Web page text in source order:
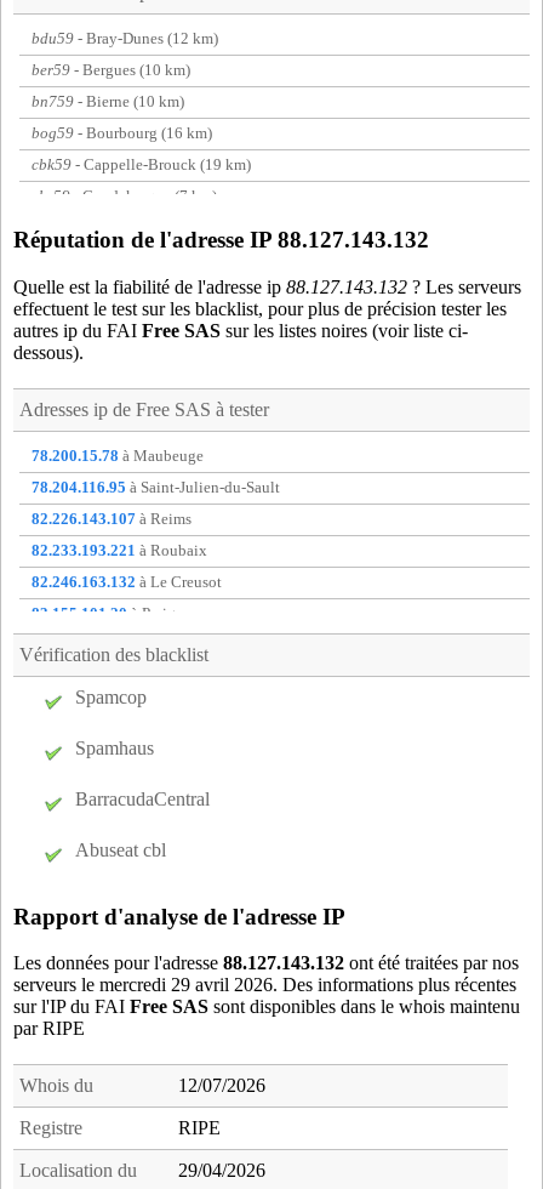
bdu59 - Bray-Dunes (12 km)
ber59 - Bergues (10 km)
bn759 - Bierne (10 km)
bog59 - Bourbourg (16 km)
cbk59 - Cappelle-Brouck (19 km)
cke59 - Coudekerque (7 km)
fma59
- Grande-Synthe (6 km)
gsy59- Grande-synthe (7 km)
gsz59
- Dunkerque (2 km)
kil59- Killem (17 km)
lon59- Loon-Plage (12 km)
mai59- Dunkerque (2 km)
mal59- Dunkerque (1 km)
poi59 - Dunkerque (0 km)
rpe59- Rexpoede (17 km)
spy59- Spycker (10 km)
ste59- Pitgam (14 km)
tet59- Teteghem (6 km)
wor59- Wormhout (20 km)
Réputation de l'adresse IP 88.127.143.132
Quelle est la fiabilité de l'adresse ip 88.127.143.132 ? Les serveurs
effectuent le test sur les blacklist, pour plus de précision tester les
autres ip du FAI Free SAS sur les listes noires (voir liste ci-
dessous).
Adresses ip de Free SAS à tester
78.200.15.78 à Maubeuge
78.204.116.95 à Saint-Julien-du-Sault
82.226.143.107 à Reims
82.233.193.221 à Roubaix
82.246.163.132 à Le Creusot
83.155.101.20 à Perigueux
88.124.151.45
à non communique
88.165.180.197à Angicourt
88.180.20.211à Fareins
88.188.8.28
à Cluny
Vérification des blacklist
Spamcop
Spamhaus
BarracudaCentral
Abuseat cbl
Rapport d'analyse de l'adresse IP
Les données pour l'adresse 88.127.143.132 ont été traitées par nos
serveurs le mercredi 29 avril 2026. Des informations plus récentes
sur l'IP du FAI Free SAS sont disponibles dans le whois maintenu
par RIPE
Whois du 12/07/2026
Registre RIPE
Localisation du 29/04/2026